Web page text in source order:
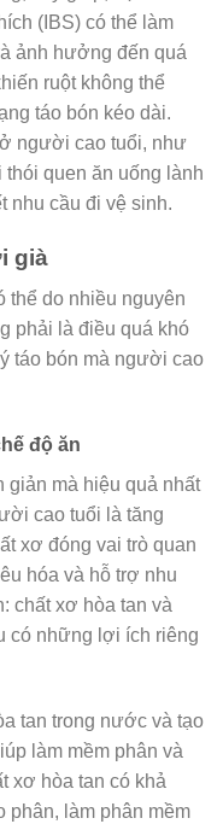
(IBS) có thể làm
ảnh hưởng đến quá
ruột không thể
táo bón kéo dài.
người cao tuổi, như
thói quen ăn uống lành
nhu cầu đi vệ sinh.
già
thể do nhiều nguyên
phải là điều quá khó
táo bón mà người cao
độ ăn
mà hiệu quả nhất
cao tuổi là tăng
xơ đóng vai trò quan
hóa và hỗ trợ nhu
chất xơ hòa tan và
có những lợi ích riêng
tan trong nước và tạo
làm mềm phân và
xơ hòa tan có khả
phân, làm phân mềm